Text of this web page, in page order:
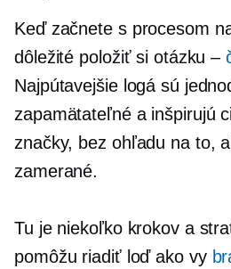
Keď začnete s procesom
dôležité položiť si otázku –
Najpútavejšie logá sú
zapamätateľné a inšpirujú
značky, bez ohľadu na to,
zamerané.
Tu je niekoľko krokov a
pomôžu riadiť loď ako vy